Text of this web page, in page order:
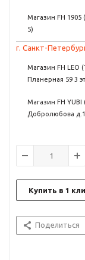
Магазин FH 1905
5)
г. Санкт-
Магазин FH
Планерная 59 3
Магазин FH
Добролюбова
Купить в 1
Поделиться